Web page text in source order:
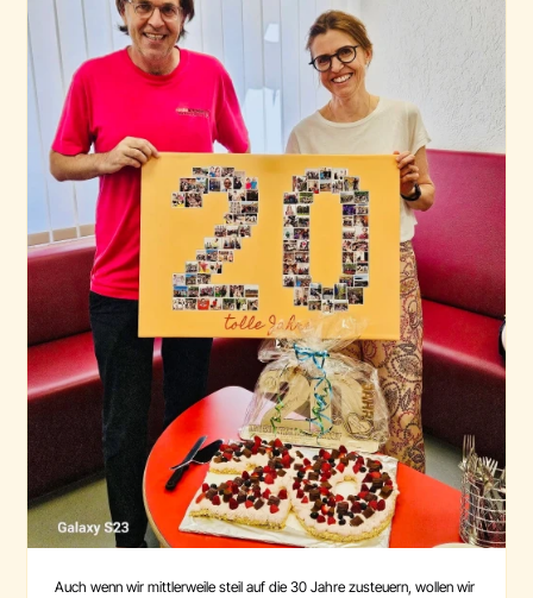
Auch wenn wir mittlerweile steil auf die 30 Jahre zusteuern, wollen wir